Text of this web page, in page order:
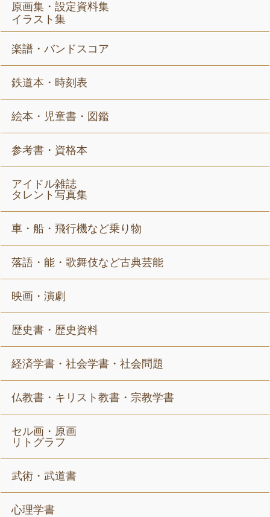
原画集・設定資料集
イラスト集
楽譜・バンドスコア
鉄道本・時刻表
絵本・児童書・図鑑
参考書・資格本
アイドル雑誌
タレント写真集
車・船・飛行機など乗り物
落語・能・歌舞伎など古典芸能
映画・演劇
歴史書・歴史資料
経済学書・社会学書・社会問題
仏教書・キリスト教書・宗教学書
セル画・原画
リトグラフ
武術・武道書
心理学書